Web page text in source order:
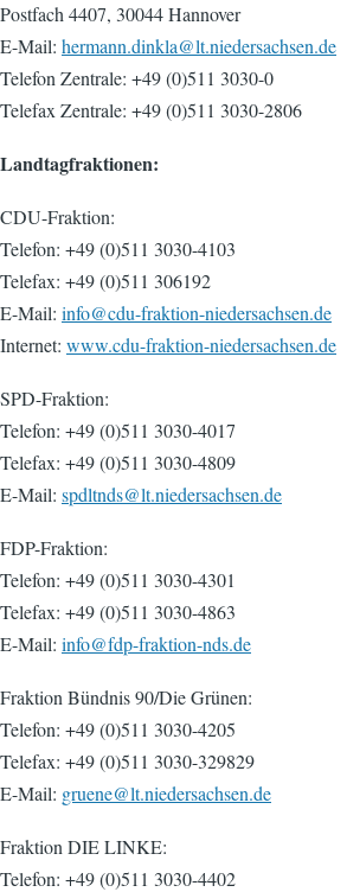
Postfach 4407, 30044 Hannover
E-Mail: hermann.dinkla@lt.niedersachsen.de
Telefon Zentrale: +49 (0)511 3030-0
Telefax Zentrale: +49 (0)511 3030-2806
Landtagfraktionen:
CDU-Fraktion:
Telefon: +49 (0)511 3030-4103
Telefax: +49 (0)511 306192
E-Mail: info@cdu-fraktion-niedersachsen.de
Internet: www.cdu-fraktion-niedersachsen.de
SPD-Fraktion:
Telefon: +49 (0)511 3030-4017
Telefax: +49 (0)511 3030-4809
E-Mail: spdltnds@lt.niedersachsen.de
FDP-Fraktion:
Telefon: +49 (0)511 3030-4301
Telefax: +49 (0)511 3030-4863
E-Mail: info@fdp-fraktion-nds.de
Fraktion Bündnis 90/Die Grünen:
Telefon: +49 (0)511 3030-4205
Telefax: +49 (0)511 3030-329829
E-Mail: gruene@lt.niedersachsen.de
Fraktion DIE LINKE:
Telefon: +49 (0)511 3030-4402